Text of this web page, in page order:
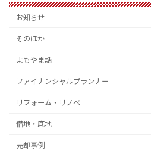
お知らせ
そのほか
よもやま話
ファイナンシャルプランナー
リフォーム・リノベ
借地・底地
売却事例